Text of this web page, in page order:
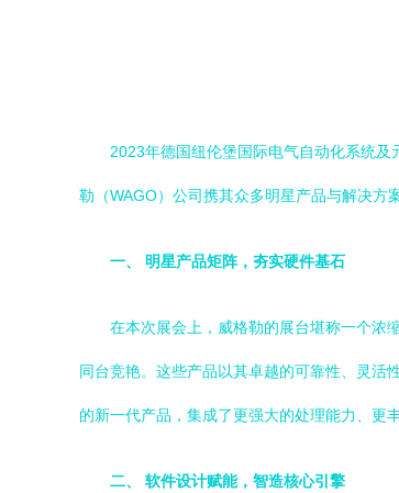
2023年德国纽伦堡国际电气自动化系统
勒（WAGO）公司携其众多明星产品与解决方
一、 明星产品矩阵，夯实硬件基石
在本次展会上，威格勒的展台堪称一个浓
同台竞艳。这些产品以其卓越的可靠性、灵活
的新一代产品，集成了更强大的处理能力、更
二、 软件设计赋能，智造核心引擎